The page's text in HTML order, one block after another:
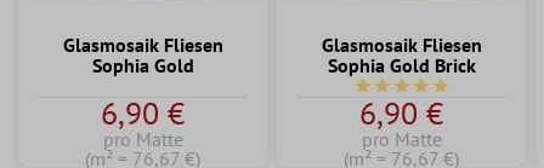
Glasmosaik Fliesen
Sophia Gold
6,90 €
pro Matte
(m² = 76,67 €)
Glasmosaik Fliesen
Sophia Gold Brick
Durchschnittliche
6,90 €
pro Matte
(m² = 76,67 €)